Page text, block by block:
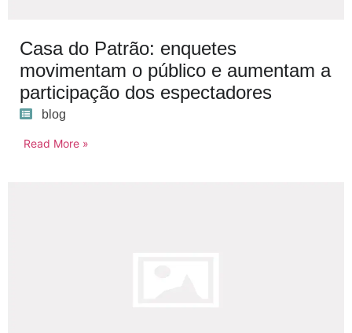
Casa do Patrão: enquetes
movimentam o público e aumentam a
participação dos espectadores
blog
Read More »